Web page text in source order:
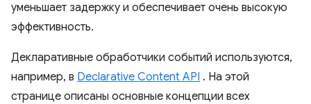
уменьшает задержку и обеспечивает очень высокую
эффективность.
Декларативные обработчики событий используются,
например, в Declarative Content API . На этой
странице описаны основные концепции всех